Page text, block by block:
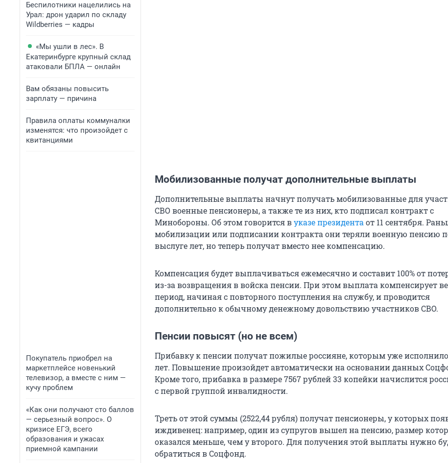
Беспилотники нацелились на
Урал: дрон ударил по складу
Wildberries — кадры
«Мы ушли в лес». В
Екатеринбурге крупный склад
атаковали БПЛА — онлайн
Вам обязаны повысить
зарплату — причина
Правила оплаты коммуналки
изменятся: что произойдет с
квитанциями
Покупатель приобрел на
маркетплейсе новенький
телевизор, а вместе с ним —
кучу проблем
«Как они получают сто баллов
— серьезный вопрос». О
кризисе ЕГЭ, всего
образования и ужасах
приемной кампании
Мобилизованные получат дополнительные выплаты
Дополнительные выплаты начнут получать мобилизованные для
СВО военные пенсионеры, а также те из них, кто подписал контракт с
Минобороны. Об этом говорится вуказе президента от 11 сентября.
мобилизации или подписании контракта они теряли военную пенсию
выслуге лет, но теперь получат вместо нее компенсацию.
Компенсация будет выплачиваться ежемесячно и составит 100% от
из-за возвращения в войска пенсии. При этом выплата компенсирует
период, начиная с повторного поступления на службу, и проводится
дополнительно к обычному денежному довольствию участников СВО.
Пенсии повысят (но не всем)
Прибавку к пенсии получат пожилые россияне, которым уже
лет. Повышение произойдет автоматически на основании данных
Кроме того, прибавка в размере 7567 рублей 33 копейки начислится
с первой группой инвалидности.
Треть от этой суммы (2522,44 рубля) получат пенсионеры, у которых
иждивенец: например, один из супругов вышел на пенсию, размер
оказался меньше, чем у второго. Для получения этой выплаты нужно
обратиться в Соцфонд.